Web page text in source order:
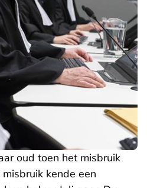
oud toen het misbruik
kende een